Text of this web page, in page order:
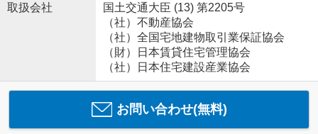
取扱会社
国土交通大臣 (13) 第2205号
（社）不動産協会
（社）全国宅地建物取引業保証協会
（財）日本賃貸住宅管理協会
（社）日本住宅建設産業協会
お問い合わせ(無料)